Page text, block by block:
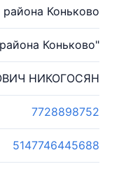
Коньково
Коньково"
НИКОГОСЯН
7728898752
5147746445688